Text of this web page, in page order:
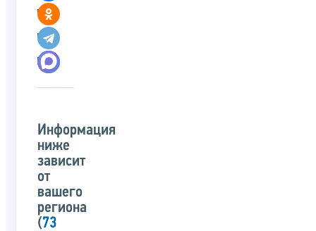
Информация
ниже
зависит
от
вашего
региона
(73